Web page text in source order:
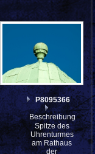
P8095366
Beschreibung:
Spitze des
Uhrenturmes
am Rathaus
der